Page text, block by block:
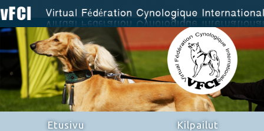
Etusivu
Kilpailut